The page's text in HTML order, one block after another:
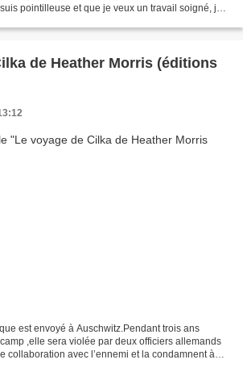
pointilleuse et que je veux un travail soigné, je
de Heather Morris (éditions
est envoyé à Auschwitz.Pendant trois ans
,elle sera violée par deux officiers allemands
collaboration avec l’ennemi et la condamnent à